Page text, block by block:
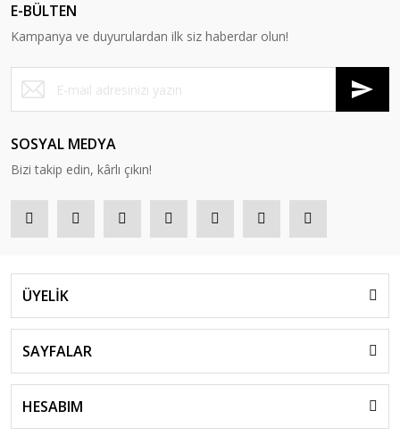
E-BÜLTEN
Kampanya ve duyurulardan ilk siz haberdar olun!
SOSYAL MEDYA
Bizi takip edin, kârlı çıkın!
ÜYELİK
SAYFALAR
HESABIM